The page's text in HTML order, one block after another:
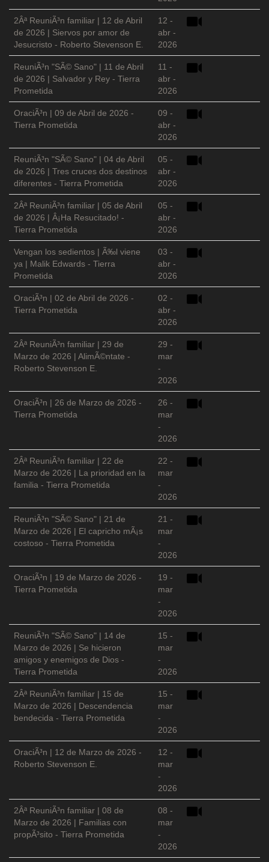
2Âª ReuniÃ³n familiar | 12 de Abril
de 2026 | Siervos por amor de
Jesucristo - Roberto Stevenson E.
12 -
abr -
2026
ReuniÃ³n "SÃ© Sano" | 11 de Abril
de 2026 | Salvador y Rey - Tierra
Prometida
11 -
abr -
2026
OraciÃ³n | 09 de Abril de 2026 -
Tierra Prometida
09 -
abr -
2026
ReuniÃ³n "SÃ© Sano" | 04 de Abril
de 2026 | Tres cruces dos destinos
diferentes - Tierra Prometida
05 -
abr -
2026
2Âª ReuniÃ³n familiar | 05 de Abril
de 2026 | Â¡Ha Resucitado! -
Tierra Prometida
05 -
abr -
2026
Vengan los sedientos | Ã‰l viene
ya | Malik Edwards - Tierra
Prometida
03 -
abr -
2026
OraciÃ³n | 02 de Abril de 2026 -
Tierra Prometida
02 -
abr -
2026
2Âª ReuniÃ³n familiar | 29 de
Marzo de 2026 | AlimÃ©ntate -
Roberto Stevenson E.
29 -
mar
-
2026
OraciÃ³n | 26 de Marzo de 2026 -
Tierra Prometida
26 -
mar
-
2026
2Âª ReuniÃ³n familiar | 22 de
Marzo de 2026 | La prioridad en la
familia - Tierra Prometida
22 -
mar
-
2026
ReuniÃ³n "SÃ© Sano" | 21 de
Marzo de 2026 | El capricho mÃ¡s
costoso - Tierra Prometida
21 -
mar
-
2026
OraciÃ³n | 19 de Marzo de 2026 -
Tierra Prometida
19 -
mar
-
2026
ReuniÃ³n "SÃ© Sano" | 14 de
Marzo de 2026 | Se hicieron
amigos y enemigos de Dios -
Tierra Prometida
15 -
mar
-
2026
2Âª ReuniÃ³n familiar | 15 de
Marzo de 2026 | Descendencia
bendecida - Tierra Prometida
15 -
mar
-
2026
OraciÃ³n | 12 de Marzo de 2026 -
Roberto Stevenson E.
12 -
mar
-
2026
2Âª ReuniÃ³n familiar | 08 de
Marzo de 2026 | Familias con
propÃ³sito - Tierra Prometida
08 -
mar
-
2026